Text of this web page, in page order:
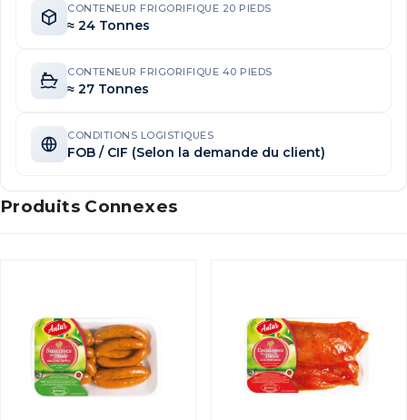
CONTENEUR FRIGORIFIQUE 20 PIEDS
≈ 24 Tonnes
CONTENEUR FRIGORIFIQUE 40 PIEDS
≈ 27 Tonnes
CONDITIONS LOGISTIQUES
FOB / CIF (Selon la demande du client)
Produits Connexes